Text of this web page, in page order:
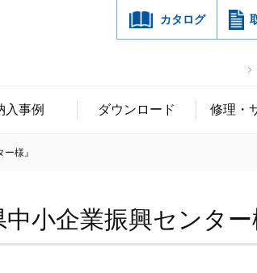
カタログ
入事例 ダウンロード 修理・
様』
小企業振興センター